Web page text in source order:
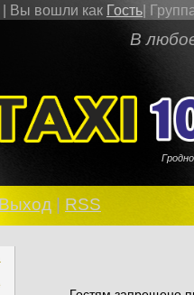
Вы вошли как Гость
В любое
Выход RSS